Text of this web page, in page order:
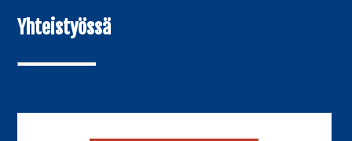
Yhteistyössä